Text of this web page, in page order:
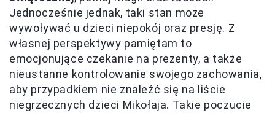
Jednocześnie jednak, taki stan może
wywoływać u dzieci niepokój oraz presję. Z
własnej perspektywy pamiętam to
emocjonujące czekanie na prezenty, a także
nieustanne kontrolowanie swojego zachowania,
aby przypadkiem nie znaleźć się na liście
niegrzecznych dzieci Mikołaja. Takie poczucie